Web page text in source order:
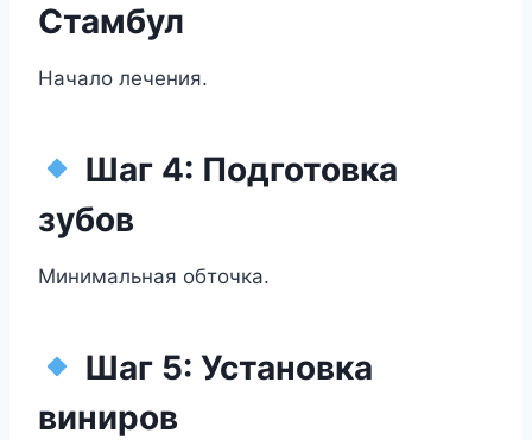
Стамбул
Начало лечения.
Шаг 4: Подготовка
зубов
Минимальная обточка.
Шаг 5: Установка
виниров